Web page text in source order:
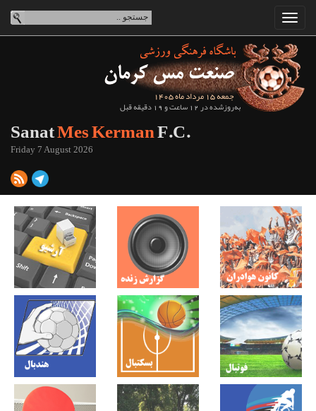
جمعه 15 مرداد ماه 1405
به‌روزشده در 12 ساعت و 19 دقیقه قبل
SanatMes KermanF.C.
Friday 7 August 2026